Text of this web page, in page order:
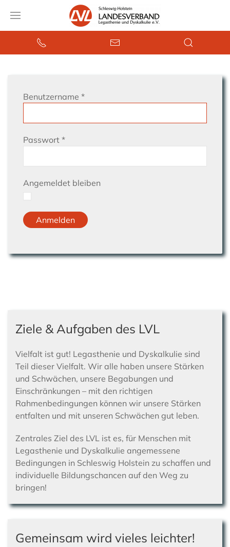
Benutzername *
Passwort *
Angemeldet bleiben
Anmelden
Ziele & Aufgaben des LVL
Vielfalt ist gut! Legasthenie und Dyskalkulie sind
Teil dieser Vielfalt. Wir alle haben unsere Stärken
und Schwächen, unsere Begabungen und
Einschränkungen – mit den richtigen
Rahmenbedingungen können wir unsere Stärken
entfalten und mit unseren Schwächen gut leben.
Zentrales Ziel des LVL ist es, für Menschen mit
Legasthenie und Dyskalkulie angemessene
Bedingungen in Schleswig Holstein zu schaffen und
individuelle Bildungschancen auf den Weg zu
bringen!
Gemeinsam wird vieles leichter!